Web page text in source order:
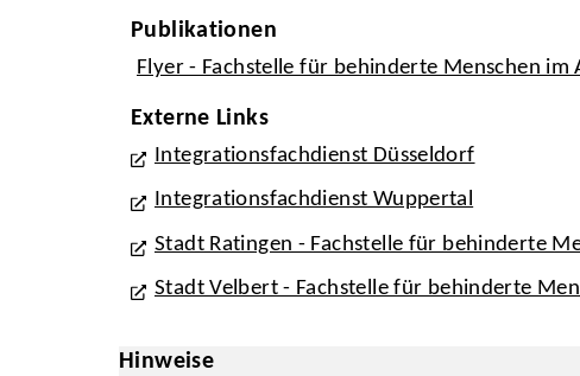
Publikationen
Flyer - Fachstelle für behinderte Menschen im
Externe Links
Integrationsfachdienst Düsseldorf
Integrationsfachdienst Wuppertal
Stadt Ratingen - Fachstelle für behinderte
Stadt Velbert - Fachstelle für behinderte
Hinweise